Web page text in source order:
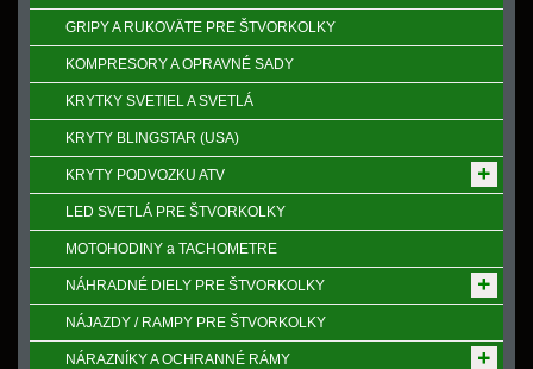
GRIPY A RUKOVӒTE PRE ŠTVORKOLKY
KOMPRESORY A OPRAVNÉ SADY
KRYTKY SVETIEL A SVETLÁ
KRYTY BLINGSTAR (USA)
KRYTY PODVOZKU ATV
LED SVETLÁ PRE ŠTVORKOLKY
MOTOHODINY a TACHOMETRE
NÁHRADNÉ DIELY PRE ŠTVORKOLKY
NÁJAZDY / RAMPY PRE ŠTVORKOLKY
NÁRAZNÍKY A OCHRANNÉ RÁMY